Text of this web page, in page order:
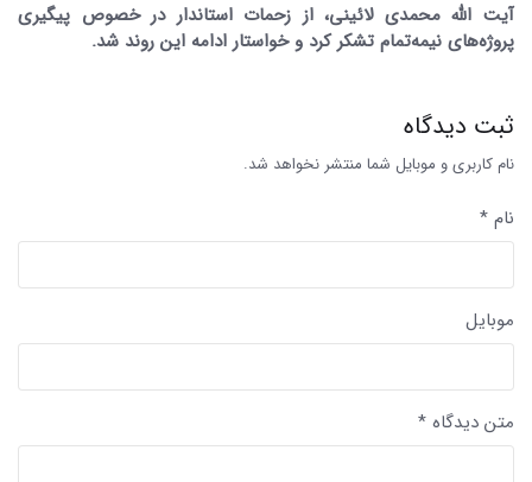
آیت الله محمدی لائینی، از زحمات استاندار در خصوص پیگیری
پروژه‌های نیمه‌تمام تشکر کرد و خواستار ادامه این روند شد.
ثبت دیدگاه
نام کاربری و موبایل شما منتشر نخواهد شد.
نام *
موبایل
متن دیدگاه *